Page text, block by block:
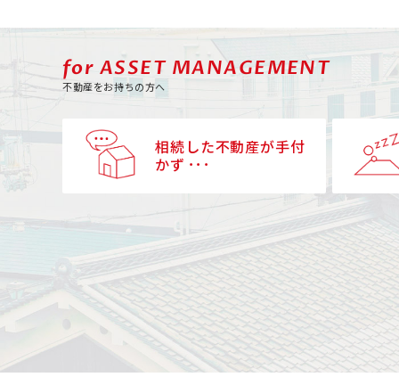
for ASSET MANAGEMENT
不動産をお持ちの方へ
相続した不動産が手付
かず ･･･